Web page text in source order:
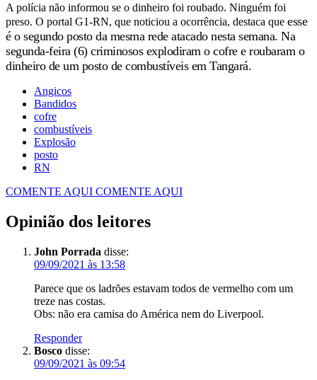
A polícia não informou se o dinheiro foi roubado. Ninguém foi
preso. O portal G1-RN, que noticiou a ocorrência, destaca que esse
é o segundo posto da mesma rede atacado nesta semana. Na
segunda-feira (6) criminosos explodiram o cofre e roubaram o
dinheiro de um posto de combustíveis em Tangará.
Angicos
Bandidos
cofre
combustíveis
Explosão
posto
RN
COMENTE AQUI COMENTE AQUI
Opinião dos leitores
John Porrada disse:
09/09/2021 às 13:58
Parece que os ladrões estavam todos de vermelho com um
treze nas costas.
Obs: não era camisa do América nem do Liverpool.
Responder
Bosco disse:
09/09/2021 às 09:54